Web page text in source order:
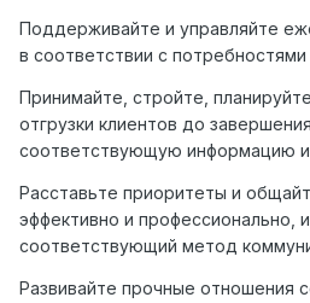
Поддерживайте и управляйте
в соответствии с потребностями
Принимайте, стройте,
отгрузки клиентов до
соответствующую информацию
Расставьте приоритеты и
эффективно и профессионально,
соответствующий метод
Развивайте прочные отношения